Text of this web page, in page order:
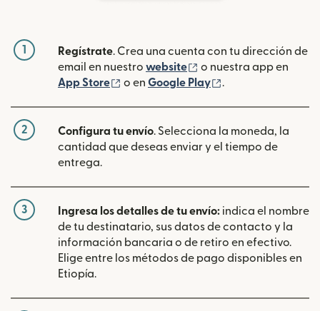
1 Regístrate. Crea una cuenta con tu dirección de
email en nuestro website (se abre en una
o nuestra app en
App Store
(se abre en una ventana nueva)
o en Google Play .
2 Configura tu envío. Selecciona la moneda, la
cantidad que deseas enviar y el tiempo de
entrega.
3 Ingresa los detalles de tu envío: indica el nombre
de tu destinatario, sus datos de contacto y la
información bancaria o de retiro en efectivo.
Elige entre los métodos de pago disponibles en
Etiopía.